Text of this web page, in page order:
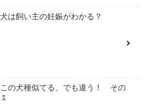
犬は飼い主の妊娠がわかる？
この犬種似てる、でも違う！ その
１